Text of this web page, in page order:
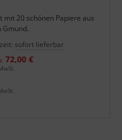
mit 20 schönen Papiere aus
Gmund.
sofort lieferbar
72,00 €